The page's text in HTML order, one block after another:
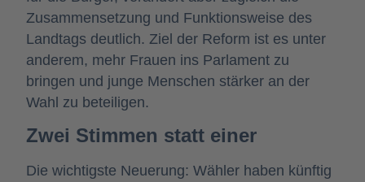
Zusammensetzung und Funktionsweise des
Landtags deutlich. Ziel der Reform ist es unter
anderem, mehr Frauen ins Parlament zu
bringen und junge Menschen stärker an der
Wahl zu beteiligen.
Zwei Stimmen statt einer
Die wichtigste Neuerung: Wähler haben künftig